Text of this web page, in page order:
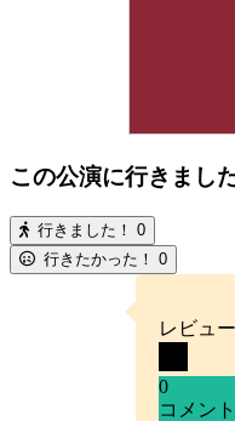
この公演に行きまし
行きました！ 0
行きたかった！ 0
レビュ
0
コメン